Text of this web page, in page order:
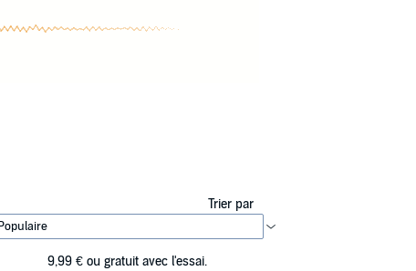
Trier par
9,99 € ou gratuit avec l'essai.